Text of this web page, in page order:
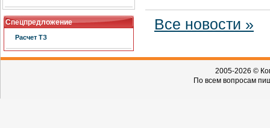
Спецпредложение
Расчет ТЗ
Все новости »
2005-2026 ©
По всем вопросам